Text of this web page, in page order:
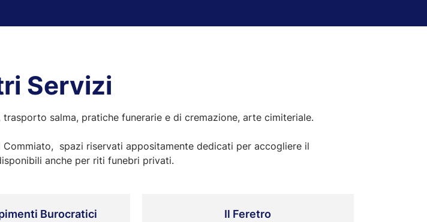
Servizi
salma, pratiche funerarie e di cremazione, arte cimiteriale.
Commiato, spazi riservati appositamente dedicati per accogliere il
anche per riti funebri privati.
Burocratici Il Feretro